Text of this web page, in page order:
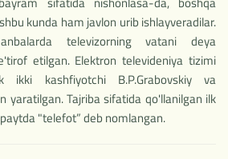
kunda ham javlon urib ishlayveradilar.
televizorning vatani deya
etilgan. Elektron televideniya tizimi
ikki kashfiyotchi B.P.Grabovskiy va
yaratilgan. Tajriba sifatida qo'llanilgan ilk
"telefot” deb nomlangan.